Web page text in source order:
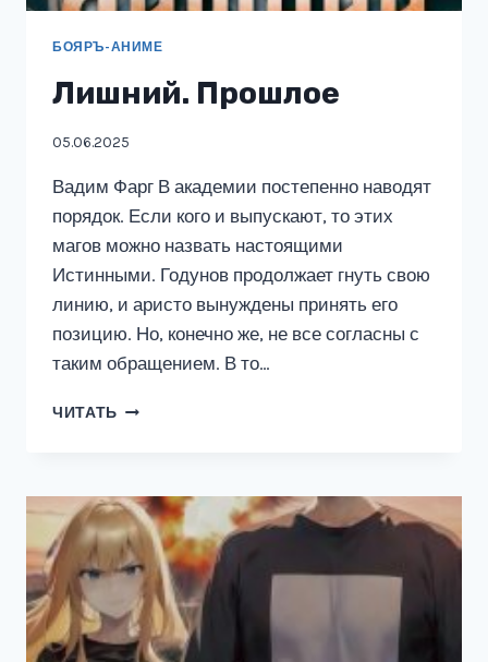
БОЯРЪ-АНИМЕ
Лишний. Прошлое
05.06.2025
Вадим Фарг В академии постепенно наводят
порядок. Если кого и выпускают, то этих
магов можно назвать настоящими
Истинными. Годунов продолжает гнуть свою
линию, и аристо вынуждены принять его
позицию. Но, конечно же, не все согласны с
таким обращением. В то…
ЧИТАТЬ ЛИШНИЙ.